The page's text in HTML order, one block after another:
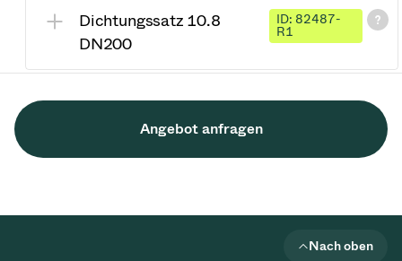
Dichtungssatz 10.8
DN200
ID: 82487-
R1
Angebot anfragen
Nach oben